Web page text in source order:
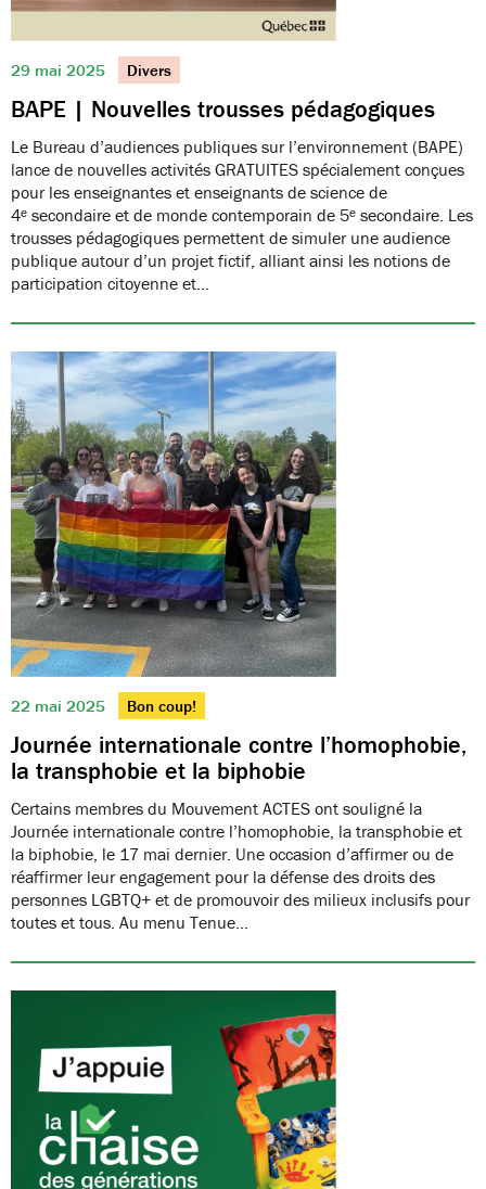
29 mai 2025 Divers
BAPE | Nouvelles trousses pédagogiques
Le Bureau d’audiences publiques sur l’environnement (BAPE)
lance de nouvelles activités GRATUITES spécialement conçues
pour les enseignantes et enseignants de science de
4ᵉ secondaire et de monde contemporain de 5ᵉ secondaire. Les
trousses pédagogiques permettent de simuler une audience
publique autour d’un projet fictif, alliant ainsi les notions de
participation citoyenne et…
22 mai 2025 Bon coup!
Journée internationale contre l’homophobie,
la transphobie et la biphobie
Certains membres du Mouvement ACTES ont souligné la
Journée internationale contre l’homophobie, la transphobie et
la biphobie, le 17 mai dernier. Une occasion d’affirmer ou de
réaffirmer leur engagement pour la défense des droits des
personnes LGBTQ+ et de promouvoir des milieux inclusifs pour
toutes et tous. Au menu Tenue…